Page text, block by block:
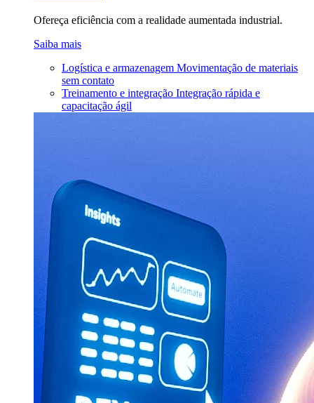
Ofereça eficiência com a realidade aumentada industrial.
Saiba mais
Logística e armazenagem Movimentação de materiais
sem contato
Treinamento e integração Integração rápida e
capacitação ágil